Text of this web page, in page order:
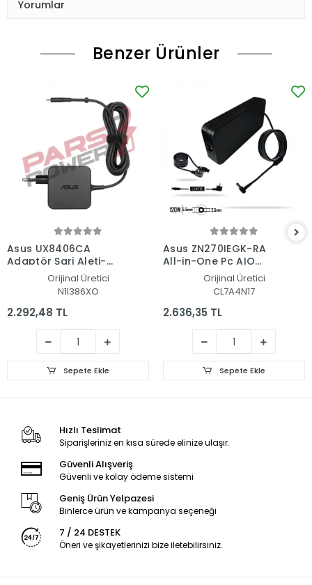
Yorumlar
Benzer Ürünler
Asus UX8406CA
Adaptör Şarj Aleti-
Orijinal Üretici
N1I386XO
2.292,48 TL
Sepete Ekle
Asus ZN270IEGK-RA
All-in-One Pc AIO
Adaptör Şarj Aleti-
Orijinal Üretici
CL7A4N17
2.636,35 TL
Sepete Ekle
Hızlı Teslimat
Siparişleriniz en kısa sürede elinize ulaşır.
Güvenli Alışveriş
Güvenli ve kolay ödeme sistemi
Geniş Ürün Yelpazesi
Binlerce ürün ve kampanya seçeneği
7 / 24 DESTEK
Öneri ve şikayetlerinizi bize iletebilirsiniz.